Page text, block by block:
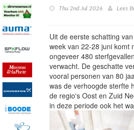
Thu 2nd Jul 2026 Lees
Uit de eerste schatting
week van 22-28 juni komt
ongeveer 480
verwacht. De geschatte
vooral personen van 80
was de verhoogde sterfte
de regio's Oost en Zuid
in deze periode ook het